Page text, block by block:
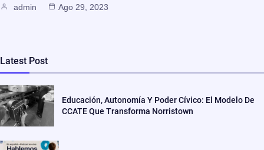
admin Ago 29, 2023
Latest Post
Educación, Autonomía Y Poder Cívico: El Modelo De
CCATE Que Transforma Norristown